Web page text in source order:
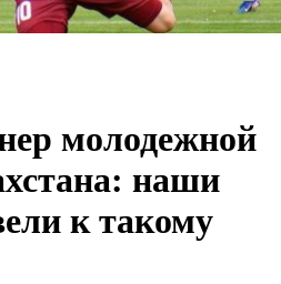
молодежной
наши
к такому